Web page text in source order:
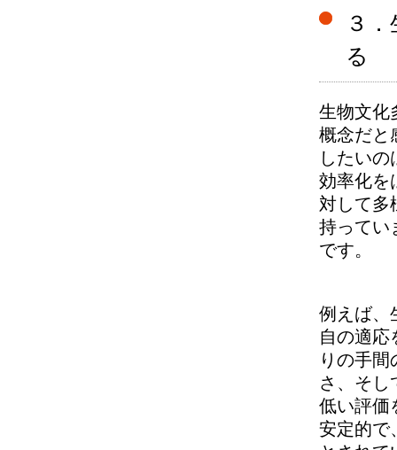
３
る
生物文化
概念だと
したい
効率化を
対して多
持ってい
です。
例えば、
自の適応
りの手
さ、そし
低い評価
安定的で